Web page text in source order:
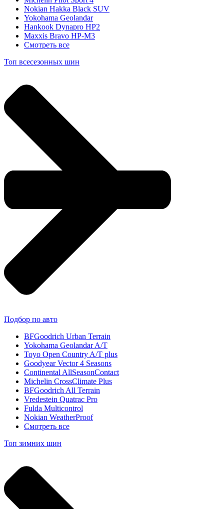
Nokian Hakka Black SUV
Yokohama Geolandar
Hankook Dynapro HP2
Maxxis Bravo HP-M3
Смотреть все
Топ всесезонных шин
Подбор по авто
BFGoodrich Urban Terrain
Yokohama Geolandar A/T
Toyo Open Country A/T plus
Goodyear Vector 4 Seasons
Continental AllSeasonContact
Michelin CrossClimate Plus
BFGoodrich All Terrain
Vredestein Quatrac Pro
Fulda Multicontrol
Nokian WeatherProof
Смотреть все
Топ зимних шин